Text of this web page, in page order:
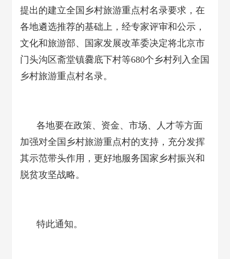
提出的建立全国乡村旅游重点村名录要求，在
各地遴选推荐的基础上，经专家评审和公示，
文化和旅游部、国家发展改革委决定将北京市
门头沟区斋堂镇爨底下村等680个乡村列入全国
乡村旅游重点村名录。
各地要在政策、资金、市场、人才等方面
加强对全国乡村旅游重点村的支持，充分发挥
其示范带头作用，更好地服务国家乡村振兴和
脱贫攻坚战略。
特此通知。